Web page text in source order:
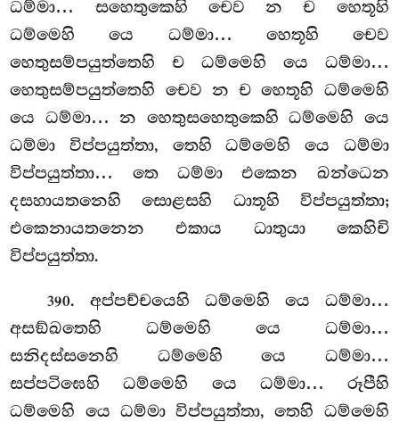
ධම්මා… සහෙතුකෙහි චෙව න ච හෙතූහි
ධම්මෙහි යෙ ධම්මා… හෙතූහි චෙව
හෙතුසම්පයුත්තෙහි ච ධම්මෙහි යෙ ධම්මා…
හෙතුසම්පයුත්තෙහි චෙව න ච හෙතූහි ධම්මෙහි
යෙ ධම්මා… න හෙතුසහෙතුකෙහි ධම්මෙහි යෙ
ධම්මා විප්පයුත්තා, තෙහි ධම්මෙහි යෙ ධම්මා
විප්පයුත්තා… තෙ ධම්මා එකෙන ඛන්ධෙන
දසහායතනෙහි සොළසහි ධාතූහි විප්පයුත්තා;
එකෙනායතනෙන එකාය ධාතුයා කෙහිචි
විප්පයුත්තා.
390. අප්පච්චයෙහි ධම්මෙහි යෙ ධම්මා…
අසඞ්ඛතෙහි ධම්මෙහි යෙ ධම්මා…
සනිදස්සනෙහි ධම්මෙහි යෙ ධම්මා…
සප්පටිඝෙහි ධම්මෙහි යෙ ධම්මා… රූපීහි
ධම්මෙහි යෙ ධම්මා විප්පයුත්තා, තෙහි ධම්මෙහි